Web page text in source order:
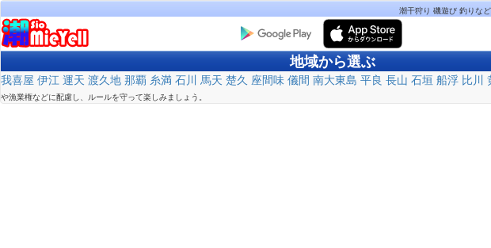
潮干狩り 磯遊び 釣りな
地域から選ぶ
我喜屋 伊江 運天 渡久地 那覇 糸満 石川 馬天 楚久 座間味 儀間 南大東島 平良 長山 石垣 船浮 比川
や漁業権などに配慮し、ルールを守って楽しみましょう。